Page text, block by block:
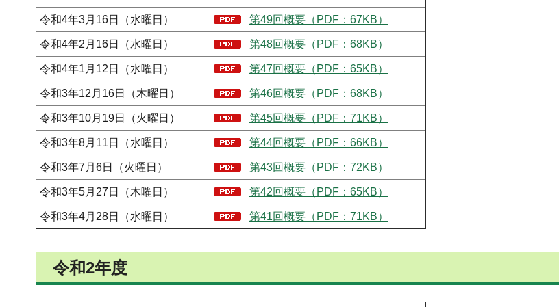
令和4年3月16日（水曜日） 第49回概要（PDF：67KB）
令和4年2月16日（水曜日） 第48回概要（PDF：68KB）
令和4年1月12日（水曜日） 第47回概要（PDF：65KB）
令和3年12月16日（木曜日） 第46回概要（PDF：68KB）
令和3年10月19日（火曜日） 第45回概要（PDF：71KB）
令和3年8月11日（水曜日） 第44回概要（PDF：66KB）
令和3年7月6日（火曜日） 第43回概要（PDF：72KB）
令和3年5月27日（木曜日） 第42回概要（PDF：65KB）
令和3年4月28日（水曜日） 第41回概要（PDF：71KB）
令和2年度